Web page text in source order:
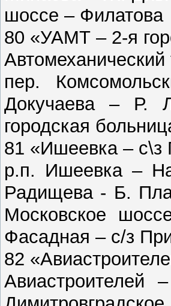
шоссе – Филатова
80 «УАМТ – 2-я
пер.
Докучаева – Р.
городская
81 «Ишеевка – с\з
р.п. Ишеевка –
Радищева - Б.
Московское
Фасадная – с/з
82